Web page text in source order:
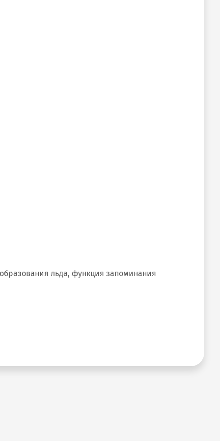
льда, функция запоминания